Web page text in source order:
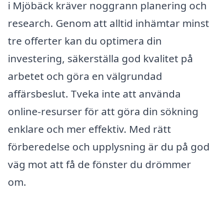
i Mjöbäck kräver noggrann planering och
research. Genom att alltid inhämtar minst
tre offerter kan du optimera din
investering, säkerställa god kvalitet på
arbetet och göra en välgrundad
affärsbeslut. Tveka inte att använda
online-resurser för att göra din sökning
enklare och mer effektiv. Med rätt
förberedelse och upplysning är du på god
väg mot att få de fönster du drömmer
om.